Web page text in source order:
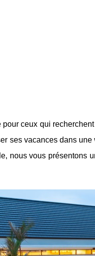
ceux qui
ses vacances dans
nous vous présentons